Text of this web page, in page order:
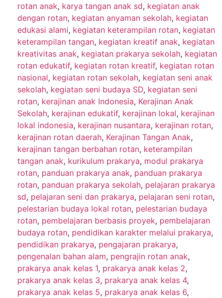
rotan anak, karya tangan anak sd, kegiatan anak
dengan rotan, kegiatan anyaman sekolah, kegiatan
edukasi alami, kegiatan keterampilan rotan, kegiatan
keterampilan tangan, kegiatan kreatif anak, kegiatan
kreativitas anak, kegiatan prakarya sekolah, kegiatan
rotan edukatif, kegiatan rotan kreatif, kegiatan rotan
nasional, kegiatan rotan sekolah, kegiatan seni anak
sekolah, kegiatan seni budaya SD, kegiatan seni
rotan, kerajinan anak Indonesia, Kerajinan Anak
Sekolah, kerajinan edukatif, kerajinan lokal, kerajinan
lokal indonesia, kerajinan nusantara, kerajinan rotan,
kerajinan rotan daerah, Kerajinan Tangan Anak,
kerajinan tangan berbahan rotan, keterampilan
tangan anak, kurikulum prakarya, modul prakarya
rotan, panduan prakarya anak, panduan prakarya
rotan, panduan prakarya sekolah, pelajaran prakarya
sd, pelajaran seni dan prakarya, pelajaran seni rotan,
pelestarian budaya lokal rotan, pelestarian budaya
rotan, pembelajaran berbasis proyek, pembelajaran
budaya rotan, pendidikan karakter melalui prakarya,
pendidikan prakarya, pengajaran prakarya,
pengenalan bahan alam, pengrajin rotan anak,
prakarya anak kelas 1, prakarya anak kelas 2,
prakarya anak kelas 3, prakarya anak kelas 4,
prakarya anak kelas 5, prakarya anak kelas 6,